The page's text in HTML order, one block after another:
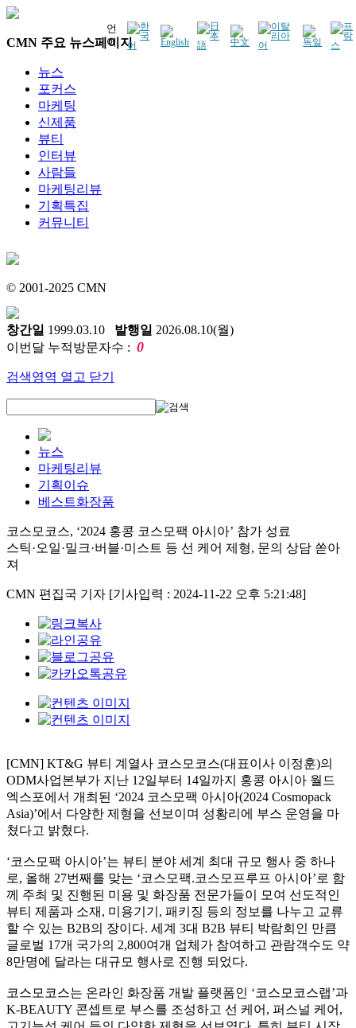
언
어
CMN 주요 뉴스페이지
뉴스
포커스
마케팅
신제품
뷰티
인터뷰
사람들
마케팅리뷰
기획특집
커뮤니티
© 2001-2025 CMN
창간일 1999.03.10 발행일 2026.08.10(월)
이번달 누적방문자수 : 0
검색영역 열고 닫기
뉴스
마케팅리뷰
기획이슈
베스트화장품
코스모코스, ‘2024 홍콩 코스모팩 아시아’ 참가 성료
스틱·오일·밀크·버블·미스트 등 선 케어 제형, 문의 상담 쏟아
져
CMN 편집국 기자 [기사입력 : 2024-11-22 오후 5:21:48]
[CMN] KT&G 뷰티 계열사 코스모코스(대표이사 이정훈)의
ODM사업본부가 지난 12일부터 14일까지 홍콩 아시아 월드
엑스포에서 개최된 ‘2024 코스모팩 아시아(2024 Cosmopack
Asia)’에서 다양한 제형을 선보이며 성황리에 부스 운영을 마
쳤다고 밝혔다.
‘코스모팩 아시아’는 뷰티 분야 세계 최대 규모 행사 중 하나
로, 올해 27번째를 맞는 ‘코스모팩.코스모프루프 아시아’로 함
께 주최 및 진행된 미용 및 화장품 전문가들이 모여 선도적인
뷰티 제품과 소재, 미용기기, 패키징 등의 정보를 나누고 교류
할 수 있는 B2B의 장이다. 세계 3대 B2B 뷰티 박람회인 만큼
글로벌 17개 국가의 2,800여개 업체가 참여하고 관람객수도 약
8만명에 달라는 대규모 행사로 진행 되었다.
코스모코스는 온라인 화장품 개발 플랫폼인 ‘코스모코스랩’과
K-BEAUTY 콘셉트로 부스를 조성하고 선 케어, 퍼스널 케어,